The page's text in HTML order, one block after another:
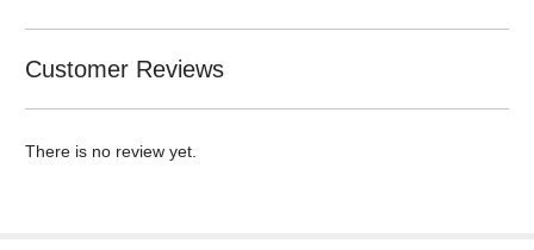
Customer Reviews
There is no review yet.